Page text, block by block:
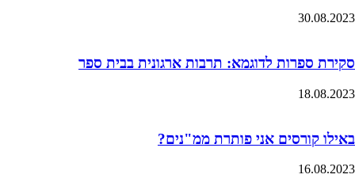
30.08.2023
סקירת ספרות לדוגמא: תרבות ארגונית בבית ספר
18.08.2023
באילו קורסים אני פותרת ממ"נים?
16.08.2023